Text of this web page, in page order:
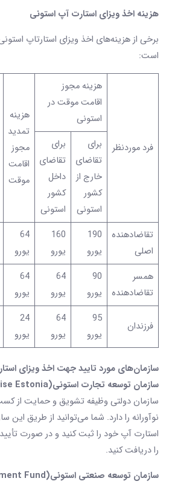
هزینه اخذ ویزای استارت آپ استونی
برخی از هزینه‌های اخذ ویزای استارتاپ
است:
فرد موردنظر
هزینه مجوز
اقامت موقت در
استونی
هزینه
تمدید
مجوز
اقامت
موقت
برای
تقاضای
خارج از
کشور
استونی
برای
تقاضای
داخل
کشور
استونی
تقاضادهنده
اصلی
190
یورو
160
یورو
64
یورو
همسر
تقاضادهنده
90
یورو
64
یورو
64
یورو
فرزندان
95
یورو
64
یورو
24
یورو
سازمان‌های مورد تایید جهت اخذویزای
سازمان توسعه تجارت استونی(Enterprise Estonia) :
سازمان دولتی وظیفه تشویق و حمایت از
نوآورانه را دارد. شما می‌توانید از طریق این
استارت آپ خود را ثبت کنید و در صورت
را دریافت کنید.
سازمان توسعه صنعتی استونی(Estonian Development Fund)